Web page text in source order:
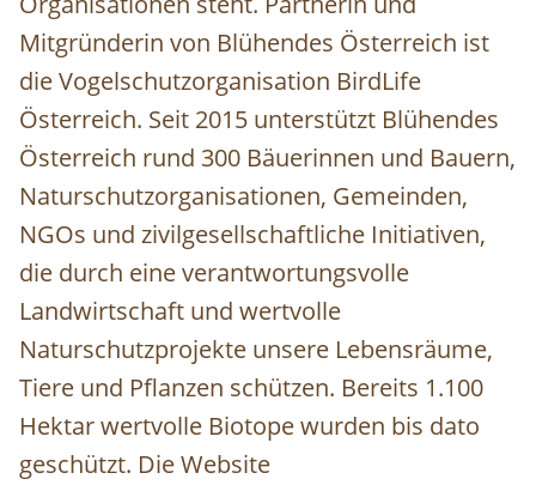
Mitgründerin von Blühendes Österreich ist
die Vogelschutzorganisation BirdLife
Österreich. Seit 2015 unterstützt Blühendes
Österreich rund 300 Bäuerinnen und Bauern,
Naturschutzorganisationen, Gemeinden,
NGOs und zivilgesellschaftliche Initiativen,
die durch eine verantwortungsvolle
Landwirtschaft und wertvolle
Naturschutzprojekte unsere Lebensräume,
Tiere und Pflanzen schützen. Bereits 1.100
Hektar wertvolle Biotope wurden bis dato
geschützt. Die Website